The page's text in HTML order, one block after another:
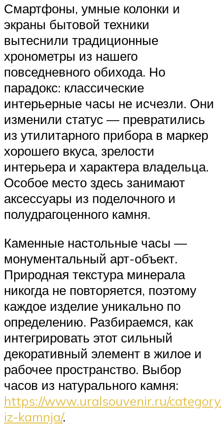
Смартфоны, умные колонки и
экраны бытовой техники
вытеснили традиционные
хронометры из нашего
повседневного обихода. Но
парадокс: классические
интерьерные часы не исчезли. Они
изменили статус — превратились
из утилитарного прибора в маркер
хорошего вкуса, зрелости
интерьера и характера владельца.
Особое место здесь занимают
аксессуары из поделочного и
полудрагоценного камня.
Каменные настольные часы —
монументальный арт-объект.
Природная текстура минерала
никогда не повторяется, поэтому
каждое изделие уникально по
определению. Разбираемся, как
интегрировать этот сильный
декоративный элемент в жилое и
рабочее пространство. Выбор
часов из натурального камня:
https://www.uralsouvenir.ru/
iz-kamnja/.